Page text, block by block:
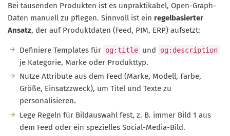
Bei tausenden Produkten ist es unpraktikabel, Open-Graph-
Daten manuell zu pflegen. Sinnvoll ist ein regelbasierter
Ansatz, der auf Produktdaten (Feed, PIM, ERP) aufsetzt:
Definiere Templates für og:title und og:description
je Kategorie, Marke oder Produkttyp.
Nutze Attribute aus dem Feed (Marke, Modell, Farbe,
Größe, Einsatzzweck), um Titel und Texte zu
personalisieren.
Lege Regeln für Bildauswahl fest, z. B. immer Bild 1 aus
dem Feed oder ein spezielles Social-Media-Bild.